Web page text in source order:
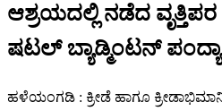
ಆಶ್ರಯದಲ್ಲಿ ನಡೆದ ವೃತ್ತಿಪರ
ಷಟಲ್ ಬ್ಯಾಡ್ಮಿಂಟನ್
ಹಳೆಯಂಗಡಿ : ಕ್ರೀಡೆ ಹಾಗೂ